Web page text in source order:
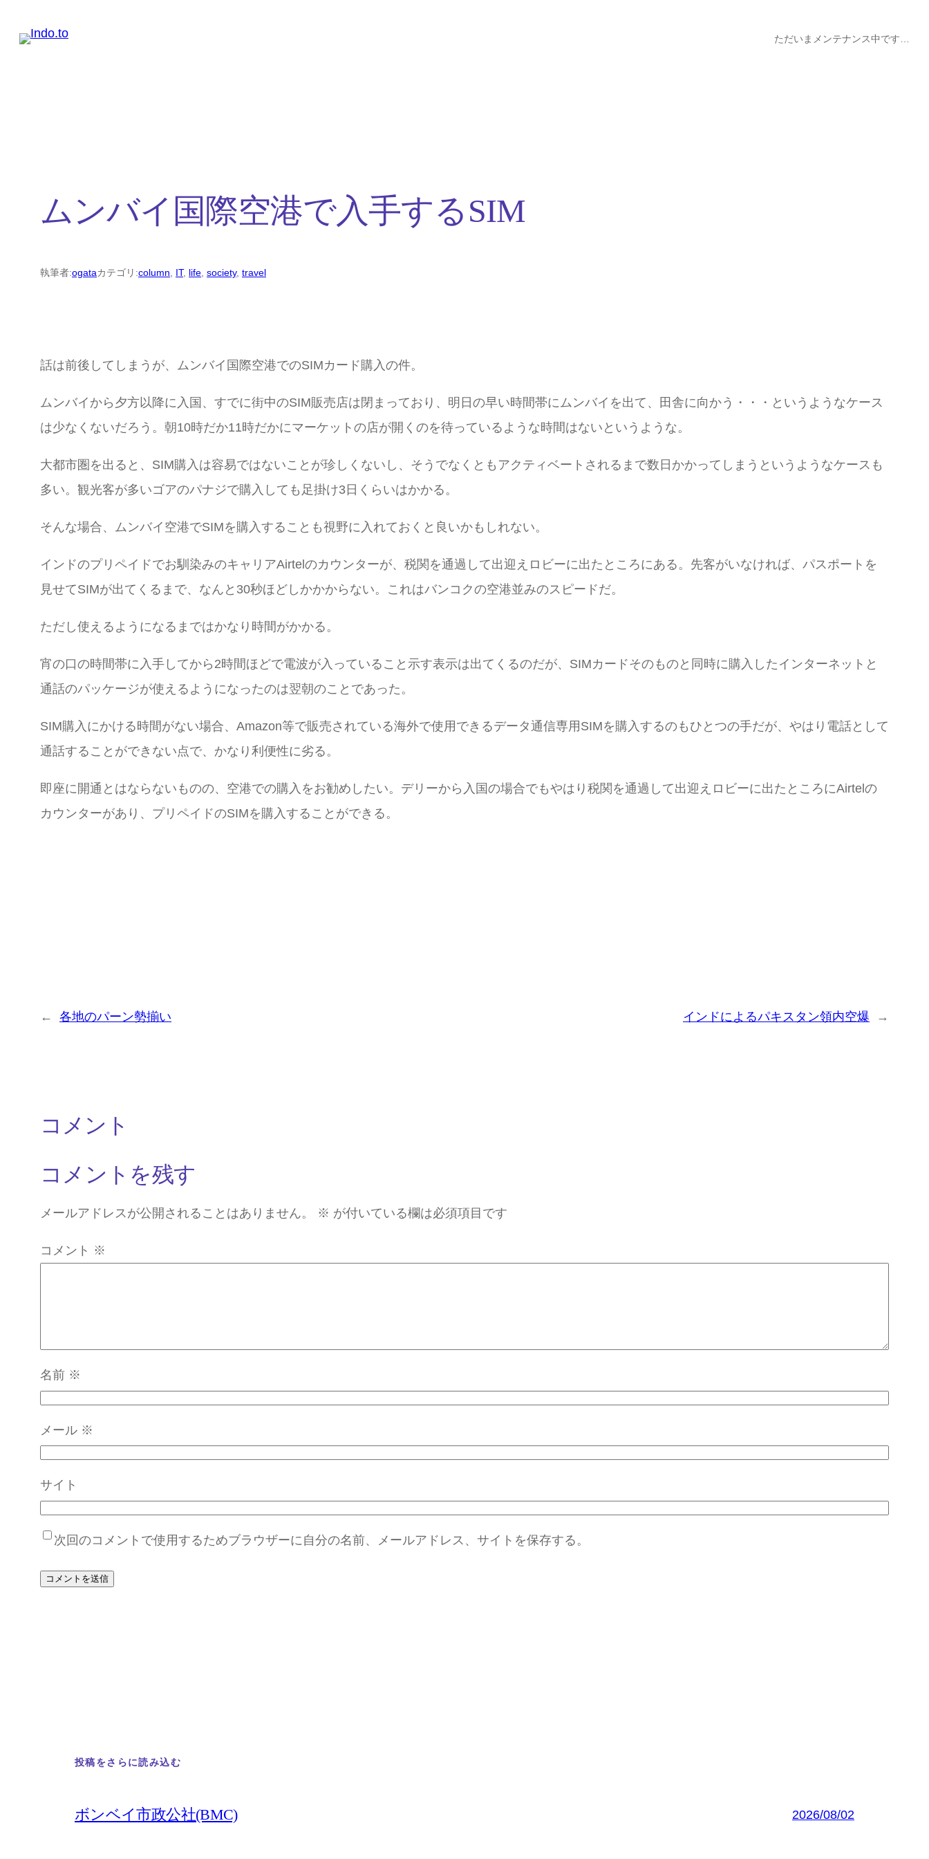
ただいまメンテナンス中です…
ムンバイ国際空港で入手するSIM
執筆者:ogataカテゴリ:column, IT, life, society, travel
話は前後してしまうが、ムンバイ国際空港でのSIMカード購入の件。
ムンバイから夕方以降に入国、すでに街中のSIM販売店は閉まっており、明日の早い時間帯にムンバイを出て、田舎に向かう・・・というようなケース
は少なくないだろう。朝10時だか11時だかにマーケットの店が開くのを待っているような時間はないというような。
大都市圏を出ると、SIM購入は容易ではないことが珍しくないし、そうでなくともアクティベートされるまで数日かかってしまうというようなケースも
多い。観光客が多いゴアのパナジで購入しても足掛け3日くらいはかかる。
そんな場合、ムンバイ空港でSIMを購入することも視野に入れておくと良いかもしれない。
インドのプリペイドでお馴染みのキャリアAirtelのカウンターが、税関を通過して出迎えロビーに出たところにある。先客がいなければ、パスポートを
見せてSIMが出てくるまで、なんと30秒ほどしかかからない。これはバンコクの空港並みのスピードだ。
ただし使えるようになるまではかなり時間がかかる。
宵の口の時間帯に入手してから2時間ほどで電波が入っていること示す表示は出てくるのだが、SIMカードそのものと同時に購入したインターネットと
通話のパッケージが使えるようになったのは翌朝のことであった。
SIM購入にかける時間がない場合、Amazon等で販売されている海外で使用できるデータ通信専用SIMを購入するのもひとつの手だが、やはり電話として
通話することができない点で、かなり利便性に劣る。
即座に開通とはならないものの、空港での購入をお勧めしたい。デリーから入国の場合でもやはり税関を通過して出迎えロビーに出たところにAirtelの
カウンターがあり、プリペイドのSIMを購入することができる。
← 各地のパーン勢揃い インドによるパキスタン領内空爆 →
コメント
コメントを残す
メールアドレスが公開されることはありません。 ※ が付いている欄は必須項目です
コメント ※
名前 ※
メール ※
サイト
次回のコメントで使用するためブラウザーに自分の名前、メールアドレス、サイトを保存する。
投稿をさらに読み込む
ボンベイ市政公社(BMC) 2026/08/02